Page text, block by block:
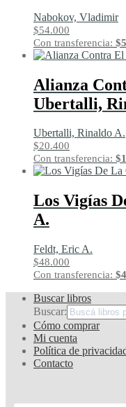
Nabokov, Vladimir
$54.000
Con transferencia: $
Alianza
Ubertalli,
Ubertalli, Rinaldo A.
$20.400
Con transferencia: $
Los Vigías
A.
Feldt, Eric A.
$48.000
Con transferencia: $
Buscar libros
Buscar:
Cómo comprar
Mi cuenta
Política de
Contacto